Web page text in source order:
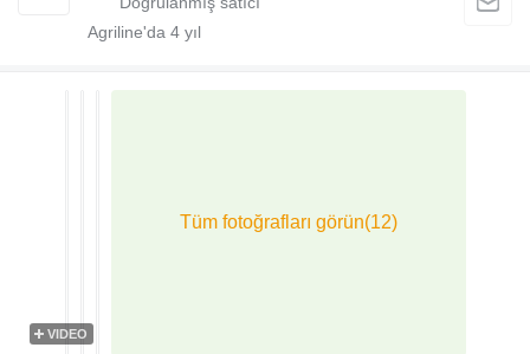
Agriline'da 4 yıl
VIDEO